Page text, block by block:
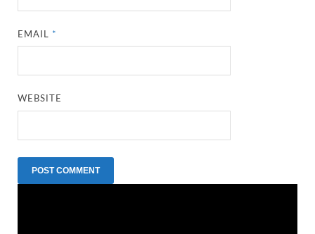
EMAIL *
WEBSITE